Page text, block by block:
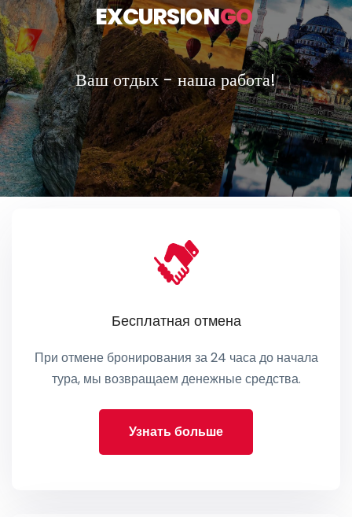
Ваш отдых - наша работа!
EXCURSIONGO
Бесплатная отмена
При отмене бронирования за 24 часа до начала
тура, мы возвращаем денежные средства.
Узнать больше